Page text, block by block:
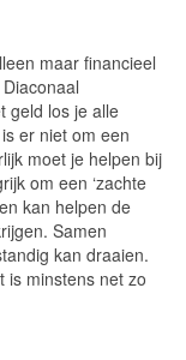
maar financieel
geld los je alle
er niet om een
moet je helpen bij
om een ‘zachte
kan helpen de
Samen
kan draaien.
is minstens net zo